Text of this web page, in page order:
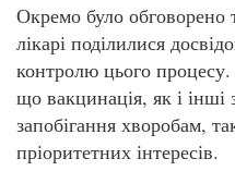
Окремо було обговорено
лікарі поділилися
контролю цього
що вакцинація, як і інші
запобігання хворобам,
пріоритетних інтересів.